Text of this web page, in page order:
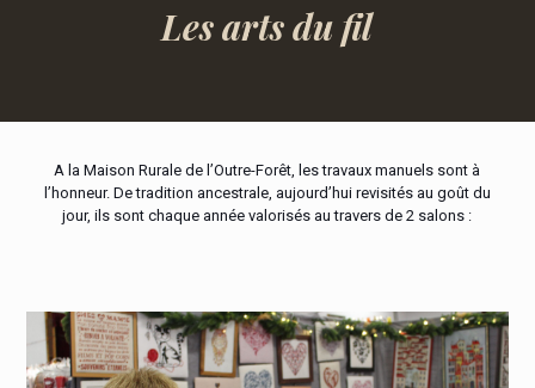
Les arts du fil
A la Maison Rurale de l’Outre-Forêt, les travaux manuels sont à
l’honneur. De tradition ancestrale, aujourd’hui revisités au goût du
jour, ils sont chaque année valorisés au travers de 2 salons :
En octobre :
En mars :